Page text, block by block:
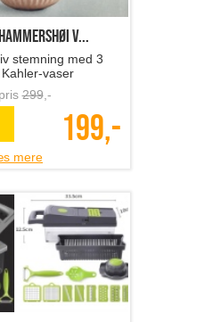
v...
stemning med 3
vaser
299,-
199,-
mere